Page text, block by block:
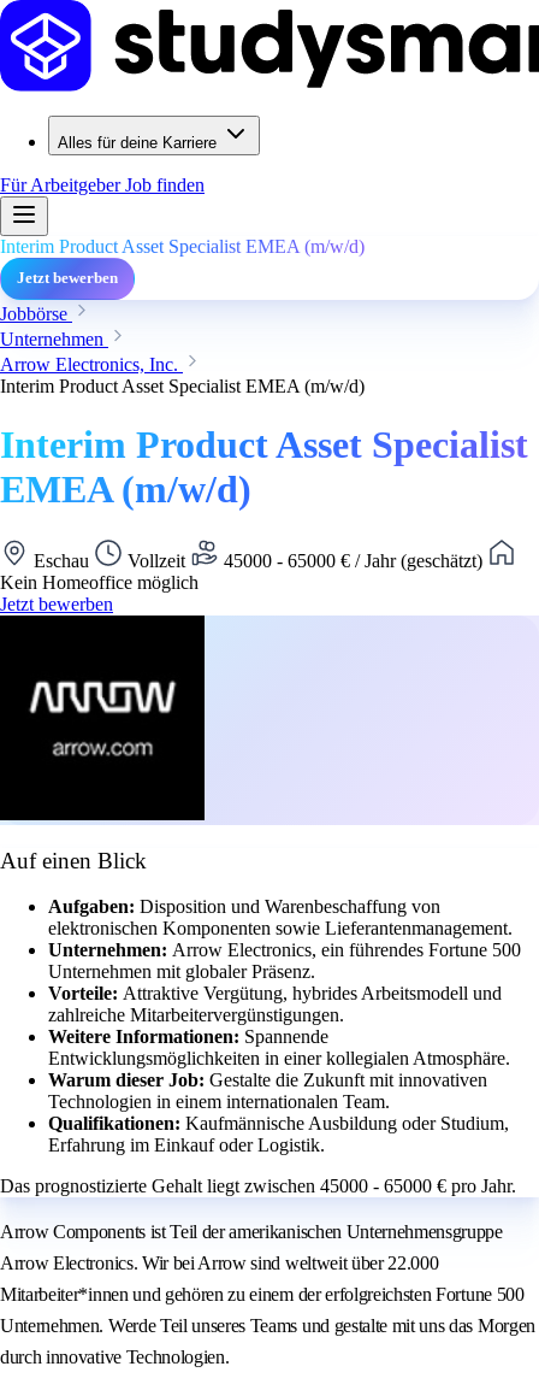
Alles für deine Karriere
Für ArbeitgeberJob finden
Interim Product Asset Specialist EMEA (m/w/d)
Jetzt bewerben
Jobbörse
Unternehmen
Arrow Electronics, Inc.
Interim Product Asset Specialist EMEA (m/w/d)
Interim Product Asset Specialist
EMEA (m/w/d)
Eschau Vollzeit
45000 - 65000 € / Jahr (geschätzt)
Kein Homeoffice möglich
Jetzt bewerben
Auf einen Blick
Aufgaben: Disposition und Warenbeschaffung von
elektronischen Komponenten sowie Lieferantenmanagement.
Unternehmen: Arrow Electronics, ein führendes Fortune 500
Unternehmen mit globaler Präsenz.
Vorteile: Attraktive Vergütung, hybrides Arbeitsmodell und
zahlreiche Mitarbeitervergünstigungen.
Weitere Informationen: Spannende
Entwicklungsmöglichkeiten in einer kollegialen Atmosphäre.
Warum dieser Job: Gestalte die Zukunft mit innovativen
Technologien in einem internationalen Team.
Qualifikationen: Kaufmännische Ausbildung oder Studium,
Erfahrung im Einkauf oder Logistik.
Das prognostizierte Gehalt liegt zwischen 45000 - 65000 € pro Jahr.
Arrow Components ist Teil der amerikanischen Unternehmensgruppe
Arrow Electronics. Wir bei Arrow sind weltweit über 22.000
Mitarbeiter*innen und gehören zu einem der erfolgreichsten Fortune 500
Unternehmen. Werde Teil unseres Teams und gestalte mit uns das Morgen
durch innovative Technologien.